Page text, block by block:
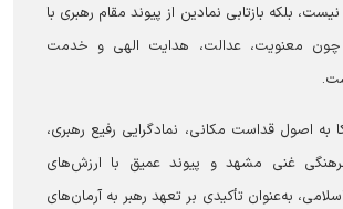
بلکه بازتابی نمادین از پیوند مقام رهبری با
چون معنویت، عدالت، هدایت الهی و خدمت
به اصول قداست مکانی، نمادگرایی رفیع رهبری،
غنی مشهد و پیوند عمیق با ارزش‌های
به‌عنوان تأکیدی بر تعهد رهبر به آرمان‌های